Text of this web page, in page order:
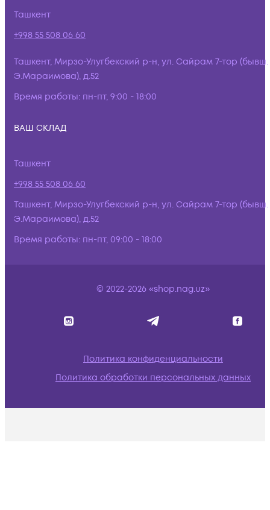
Ташкент
+998 55 508 06 60
Ташкент, Мирзо-Улугбекский р-н, ул. Сайрам 7-тор (бывш.
Э.Мараимова), д.52
Время работы: пн-пт, 9:00 - 18:00
ВАШ СКЛАД
Ташкент
+998 55 508 06 60
Ташкент, Мирзо-Улугбекский р-н, ул. Сайрам 7-тор (бывш.
Э.Мараимова), д.52
Время работы: пн-пт, 09:00 - 18:00
© 2022-2026 «shop.nag.uz»
Политика конфиденциальности
Политика обработки персональных данных